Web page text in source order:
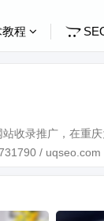
程
收录推广，在重
/ uqseo.com